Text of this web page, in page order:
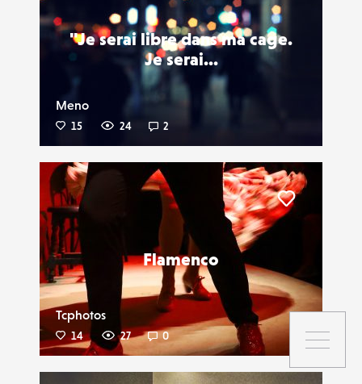
"Je serai libre dans ma cage.
Je serai...
Meno
15 24 2
Flamenco
Tcphotos
14 27 0